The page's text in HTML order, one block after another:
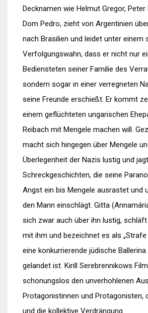
Decknamen wie Helmut Gregor,
Dom Pedro, zieht von Argentinien
nach Brasilien und leidet unter einem
Verfolgungswahn, dass er nicht nur
Bediensteten seiner Familie des
sondern sogar in einer verregneten
seine Freunde erschießt. Er kommt
einem geflüchteten ungarischen
Reibach mit Mengele machen will.
macht sich hingegen über Mengele
Überlegenheit der Nazis lustig und
Schreckgeschichten, die seine
Angst ein bis Mengele ausrastet und
den Mann einschlägt. Gitta
sich zwar auch über ihn lustig,
mit ihm und bezeichnet es als „Strafe
eine konkurrierende jüdische
gelandet ist. Kirill Serebrennikows
schonungslos den unverhohlenen
Protagonistinnen und Protagonisten,
und die kollektive Verdrängung.